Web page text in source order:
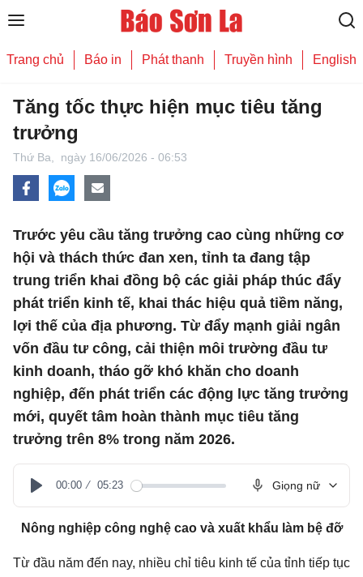
Trang chủ Báo in Phát thanh Truyền hình English
Tăng tốc thực hiện mục tiêu tăng
trưởng
Thứ Ba, ngày 16/06/2026 - 06:53
Trước yêu cầu tăng trưởng cao cùng những cơ
hội và thách thức đan xen, tỉnh ta đang tập
trung triển khai đồng bộ các giải pháp thúc đẩy
phát triển kinh tế, khai thác hiệu quả tiềm năng,
lợi thế của địa phương. Từ đẩy mạnh giải ngân
vốn đầu tư công, cải thiện môi trường đầu tư
kinh doanh, tháo gỡ khó khăn cho doanh
nghiệp, đến phát triển các động lực tăng trưởng
mới, quyết tâm hoàn thành mục tiêu tăng
trưởng trên 8% trong năm 2026.
Play
00:00 05:23 Giọng nữ
Nông nghiệp công nghệ cao và xuất khẩu làm bệ đỡ
Từ đầu năm đến nay, nhiều chỉ tiêu kinh tế của tỉnh tiếp tục